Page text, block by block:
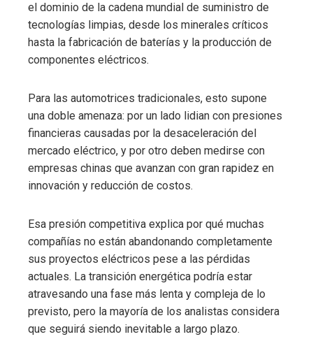
el dominio de la cadena mundial de suministro de
tecnologías limpias, desde los minerales críticos
hasta la fabricación de baterías y la producción de
componentes eléctricos.
Para las automotrices tradicionales, esto supone
una doble amenaza: por un lado lidian con presiones
financieras causadas por la desaceleración del
mercado eléctrico, y por otro deben medirse con
empresas chinas que avanzan con gran rapidez en
innovación y reducción de costos.
Esa presión competitiva explica por qué muchas
compañías no están abandonando completamente
sus proyectos eléctricos pese a las pérdidas
actuales. La transición energética podría estar
atravesando una fase más lenta y compleja de lo
previsto, pero la mayoría de los analistas considera
que seguirá siendo inevitable a largo plazo.